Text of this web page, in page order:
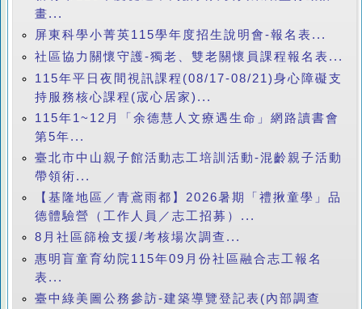
畫...
屏東科學小菁英115學年度招生說明會-報名表...
社區協力關懷守護-獨老、雙老關懷員課程報名表...
115年平日夜間視訊課程(08/17-08/21)身心障礙支
持服務核心課程(宬心居家)...
115年1~12月「余德慧人文療遇生命」網路讀書會
第5年...
臺北市中山親子館活動志工培訓活動-混齡親子活動
帶領術...
【基隆地區／青鳶雨都】2026暑期「禮揪童學」品
德體驗營（工作人員／志工招募）...
8月社區篩檢支援/考核場次調查...
惠明盲童育幼院115年09月份社區融合志工報名
表...
臺中綠美圖公務參訪-建築導覽登記表(內部調查